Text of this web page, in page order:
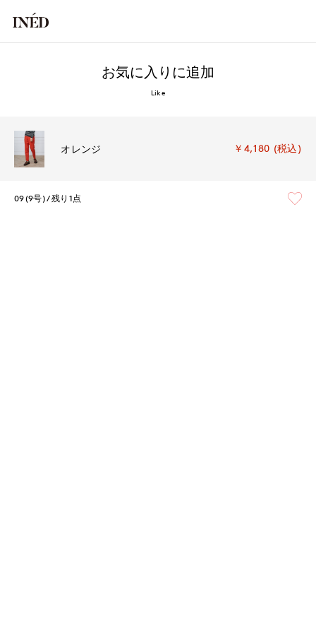
お気に入りに追加
Like
オレンジ ￥4,180 (税込)
09(9号) 残り1点